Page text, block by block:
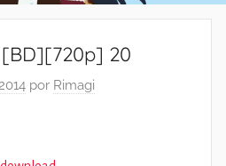
20
por Rimagi